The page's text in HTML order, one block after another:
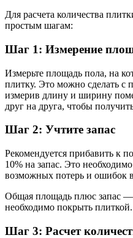
Для расчета количества
простым шагам:
Шаг 1: Измерение
Измерьте площадь пола, на
плитку. Это можно сделать
измерив длину и ширину
друг на друга, чтобы
Шаг 2: Учтите запас
Рекомендуется прибавить к
10% на запас. Это
возможных потерь и ошибок
Общая площадь плюс запас
необходимо покрыть плиткой.
Шаг 3: Расчет